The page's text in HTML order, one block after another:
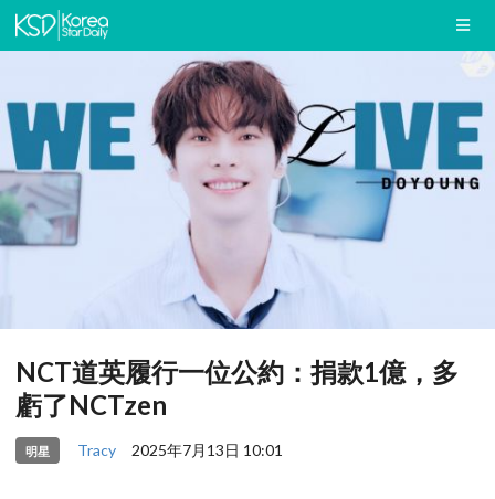
NCT道英履行一位公約：捐款1億，多
虧了NCTzen
明星 Tracy 2025年7月13日 10:01